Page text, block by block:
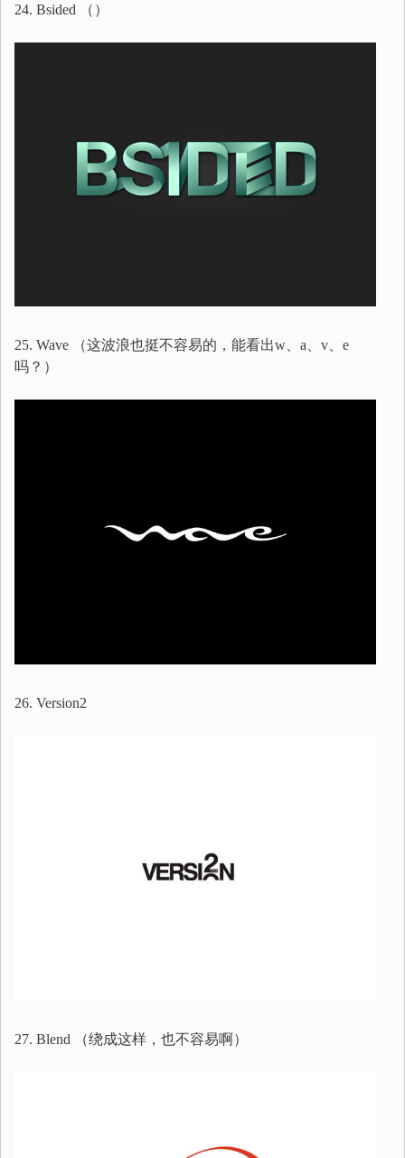
24. Bsided （）
25. Wave （这波浪也挺不容易的，能看出w、a、v、e
吗？）
26. Version2
27. Blend （绕成这样，也不容易啊）